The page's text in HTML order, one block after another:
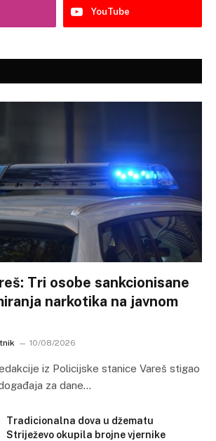
YouTube
Tri osobe sankcionisane
narkotika na javnom
10/08/2026
iz Policijske stanice Vareš stigao
za dane…
Tradicionalna dova u džematu
Striježevo okupila brojne vjernike